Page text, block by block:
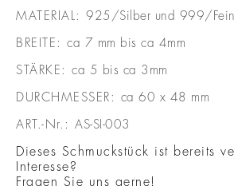
MATERIAL: 925/Silber und 999/
BREITE: ca 7 mm bis ca 4mm
STÄRKE: ca 5 bis ca 3mm
DURCHMESSER: ca 60 x 48 mm
ART.-Nr.: AS-SI-003
Dieses Schmuckstück ist bereits
Interesse?
Fragen Sie uns gerne!